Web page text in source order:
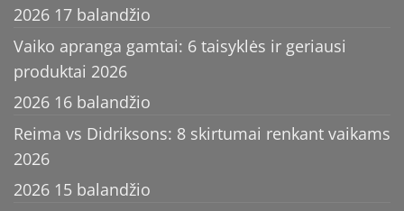
2026 17 balandžio
Vaiko apranga gamtai: 6 taisyklės ir geriausi
produktai 2026
2026 16 balandžio
Reima vs Didriksons: 8 skirtumai renkant vaikams
2026
2026 15 balandžio